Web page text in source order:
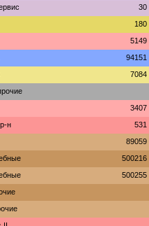
30
180
5149
94151
7084
3407
н 531
89059
500216
500255